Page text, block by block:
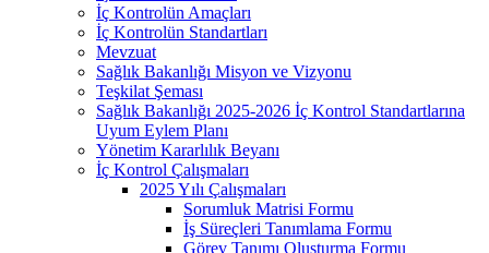
İç Kontrolün Amaçları
İç Kontrolün Standartları
Mevzuat
Sağlık Bakanlığı Misyon ve Vizyonu
Teşkilat Şeması
Sağlık Bakanlığı 2025-2026 İç Kontrol Standartlarına
Uyum Eylem Planı
Yönetim Kararlılık Beyanı
İç Kontrol Çalışmaları
2025 Yılı Çalışmaları
Sorumluk Matrisi Formu
İş Süreçleri Tanımlama Formu
Görev Tanımı Oluşturma Formu